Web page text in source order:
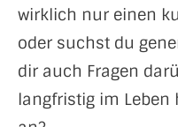
wirklich nur einen
oder suchst du
dir auch Fragen
langfristig im Leben